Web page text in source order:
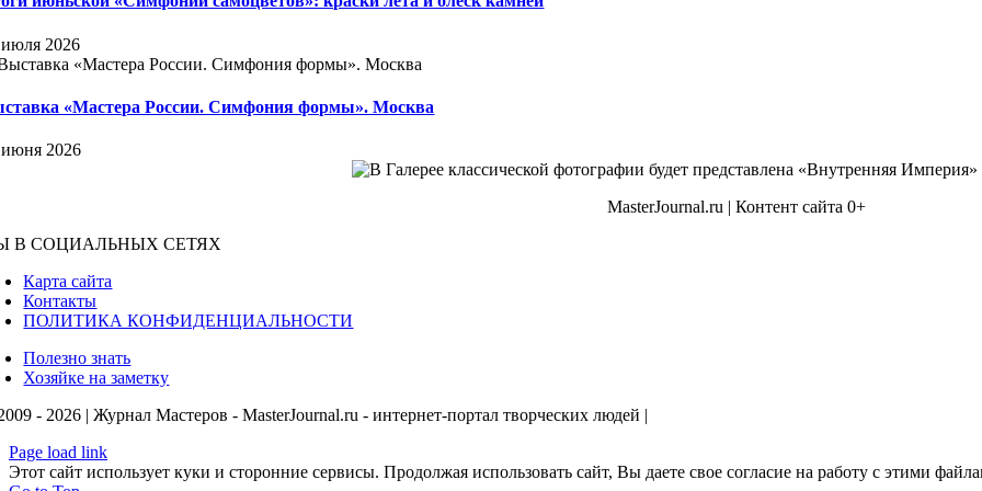
2026
«Мастера России. Симфония формы». Москва
2026
MasterJournal.ru | Контент сайта 0+
В СОЦИАЛЬНЫХ СЕТЯХ
Карта сайта
Контакты
ПОЛИТИКА КОНФИДЕНЦИАЛЬНОСТИ
Полезно знать
Хозяйке на заметку
- 2026 | Журнал Мастеров - MasterJournal.ru - интернет-портал творческих людей |
Page load link
Этот сайт использует куки и сторонние сервисы. Продолжая использовать сайт, Вы даете свое согласие на работу с этими